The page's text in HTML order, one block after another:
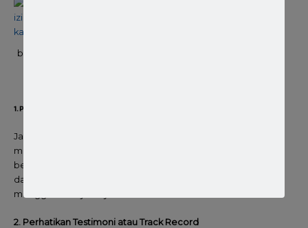
biro jasa pengurusan izin
1. Perhatikan Portofolionya
Jasa Izin Usaha operasional yang berkualitas dan profesional
memiliki portofolio yang baik sebagai lembaga
berpengalaman. Oleh sebab itu, Anda perlu memperhatikan
dan mencermati portofolio terlebih dahulu sebelum
menggunakan jasanya.
2. Perhatikan Testimoni atau Track Record